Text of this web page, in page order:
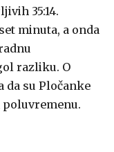
35:14.
minuta, a onda
razliku. O
da su Pločanke